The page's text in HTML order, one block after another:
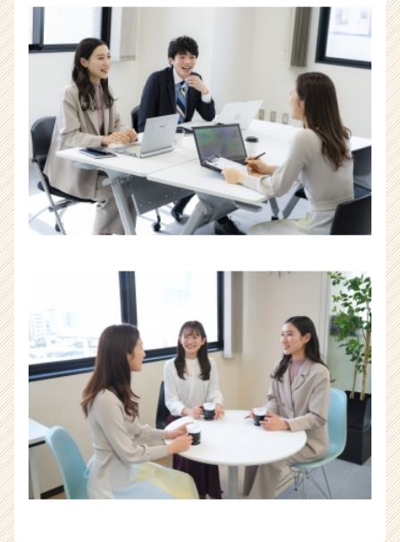
成
か
ス
ウ
ト
届
く
チ
ア
ャ
リ
ア
（CheerCareer）